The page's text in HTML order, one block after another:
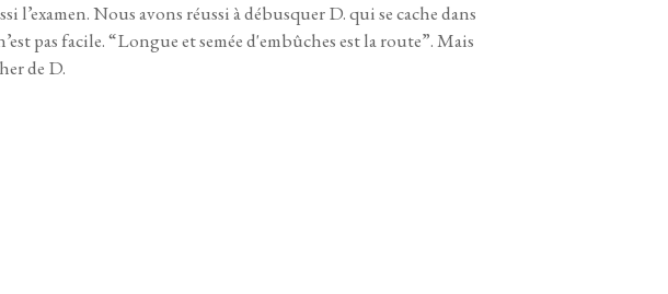
l’examen. Nous avons réussi à débusquer D. qui se cache dans
pas facile. “Longue et semée d'embûches est la route”. Mais
de D.